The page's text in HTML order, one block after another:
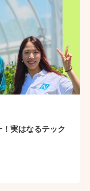
！実はなるテック